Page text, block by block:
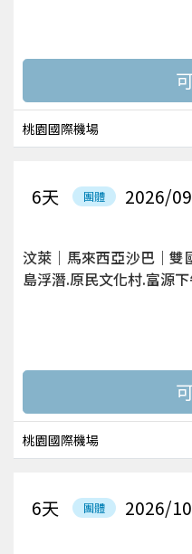
桃園國際機場
團體 2026/
6天
汶萊｜馬來西亞沙巴｜雙
島浮潛.原民文化村.富源
桃園國際機場
團體 2026/
6天